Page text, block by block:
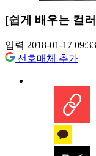
[쉽게 배우는 컬
입력 2018-01-17 09:33
선호매체 추가